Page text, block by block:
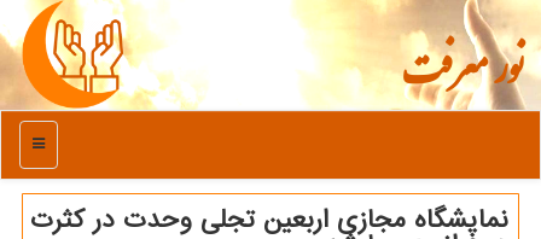
نور معرفت
منو
نمایشگاه مجازی اربعین تجلی وحدت در كثرت